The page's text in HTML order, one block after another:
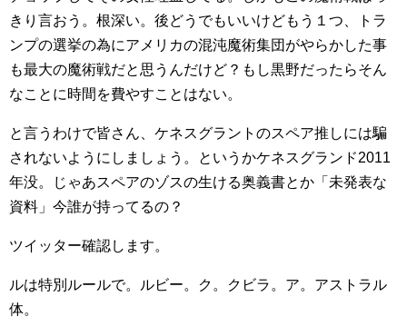
きり言おう。根深い。後どうでもいいけどもう１つ、トラ
ンプの選挙の為にアメリカの混沌魔術集団がやらかした事
も最大の魔術戦だと思うんだけど？もし黒野だったらそん
なことに時間を費やすことはない。
と言うわけで皆さん、ケネスグラントのスペア推しには騙
されないようにしましょう。というかケネスグランド2011
年没。じゃあスペアのゾスの生ける奥義書とか「未発表な
資料」今誰が持ってるの？
ツイッター確認します。
ルは特別ルールで。ルビー。ク。クビラ。ア。アストラル
体。